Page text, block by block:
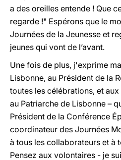
a des oreilles entende ! Que
regarde !" Espérons que le
Journées de la Jeunesse et
jeunes qui vont de l’avant.
Une fois de plus, j'exprime
Lisbonne, au Président de la
toutes les célébrations, et
au Patriarche de Lisbonne –
Président de la Conférence
coordinateur des Journées
à tous les collaborateurs et à
Pensez aux volontaires - je